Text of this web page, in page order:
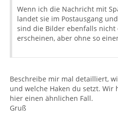
Wenn ich die Nachricht mit
landet sie im Postausgang
sind die Bilder ebenfalls nicht
erscheinen, aber ohne so
Beschreibe mir mal detailliert,
und welche Haken du setzt. Wir
hier einen ähnlichen Fall.
Gruß